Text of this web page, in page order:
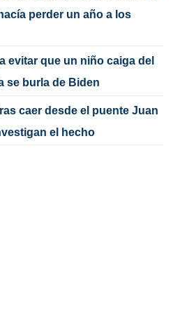
perder un año a los
evitar que un niño caiga del
se burla de Biden
caer desde el puente Juan
el hecho